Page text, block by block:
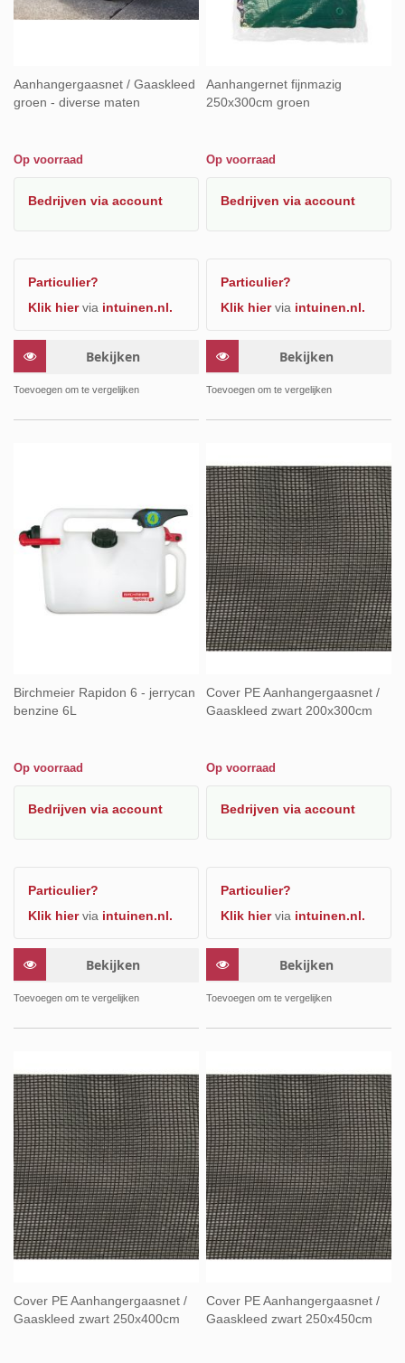
Aanhangergaasnet / Gaaskleed
groen - diverse maten
Op voorraad
Bedrijven via account
Particulier?
Klik hiervia intuinen.nl.
Bekijken
Toevoegen om te vergelijken
Aanhangernet fijnmazig
250x300cm groen
Op voorraad
Bedrijvenvia account
Particulier?
Klik hiervia intuinen.nl.
Bekijken
Toevoegen om te vergelijken
Birchmeier Rapidon 6 - jerrycan
benzine 6L
Op voorraad
Bedrijven via account
Particulier?
Klik hiervia intuinen.nl.
Bekijken
Toevoegen om te vergelijken
Cover PE Aanhangergaasnet /
Gaaskleed zwart 200x300cm
Op voorraad
Bedrijvenvia account
Particulier?
Klik hiervia intuinen.nl.
Bekijken
Toevoegen om te vergelijken
Cover PE Aanhangergaasnet /
Gaaskleed zwart 250x400cm
Cover PE Aanhangergaasnet /
Gaaskleed zwart 250x450cm